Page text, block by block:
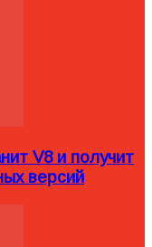
V8 и получит
версий